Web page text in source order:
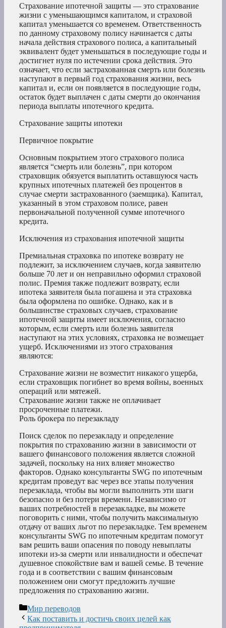
Страхование ипотечной защиты — это страхование
жизни с уменьшающимся капиталом, и страховой
капитал уменьшается со временем. Ответственность
по данному страховому полису начинается с даты
начала действия страхового полиса, а капитальный
эквивалент будет уменьшаться в последующие годы и
достигнет нуля по истечении срока действия. Это
означает, что если застрахованная смерть или болезнь
наступают в первый год страхования жизни, весь
капитал и, если он появляется в последующие годы,
остаток будет выплачен с даты смерти до окончания
периода выплаты ипотечного кредита.
Страхование защиты ипотеки
Первичное покрытие
Основным покрытием этого страхового полиса
является “смерть или болезнь”, при котором
страховщик обязуется выплатить оставшуюся часть
крупных ипотечных платежей без процентов в
случае смерти застрахованного (заемщика). Капитал,
указанный в этом страховом полисе, равен
первоначальной полученной сумме ипотечного
кредита.
Исключения из страхования ипотечной защиты
Премиальная страховка по ипотеке возврату не
подлежит, за исключением случаев, когда заявителю
больше 70 лет и он неправильно оформил страховой
полис. Премия также подлежит возврату, если
ипотека заявителя была погашена и эта страховка
была оформлена по ошибке. Однако, как и в
большинстве страховых случаев, страхование
ипотечной защиты имеет исключения, согласно
которым, если смерть или болезнь заявителя
наступают на этих условиях, страховка не возмещает
ущерб. Исключениями из этого страхования
являются:
Страхование жизни не возместит никакого ущерба,
если страховщик погибнет во время войны, военных
операций или мятежей.
Страхование жизни также не оплачивает
просроченные платежи.
Роль брокера по перезакладу
Поиск сделок по перезакладу и определение
покрытия по страхованию жизни в зависимости от
вашего финансового положения является сложной
задачей, поскольку на них влияет множество
факторов. Однако консультанты SWG по ипотечным
кредитам проведут вас через все этапы получения
перезаклада, чтобы вы могли выполнить эти шаги
безопасно и без потери времени. Независимо от
ваших потребностей в перезакладке, вы можете
поговорить с ними, чтобы получить максимальную
отдачу от ваших льгот по перезакладке. Тем временем
консультанты SWG по ипотечным кредитам помогут
вам решить ваши опасения по поводу невыплаты
ипотеки из-за смерти или инвалидности и обеспечат
душевное спокойствие вам и вашей семье. В течение
года и в соответствии с вашим финансовым
положением они смогут предложить лучшие
предложения по страхованию жизни.
Рубрики
Мир переводов
Как поставить и достичь своих целей как